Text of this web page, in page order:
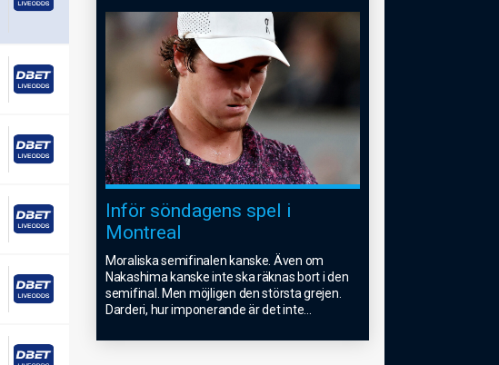
Inför söndagens spel i
Montreal
Moraliska semifinalen kanske. Även om
Nakashima kanske inte ska räknas bort i den
semifinal. Men möjligen den största grejen.
Darderi, hur imponerande är det inte